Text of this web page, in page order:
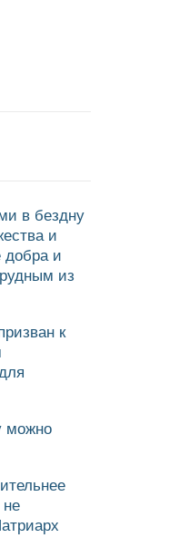
в бездну
и
добра и
из
к
можно